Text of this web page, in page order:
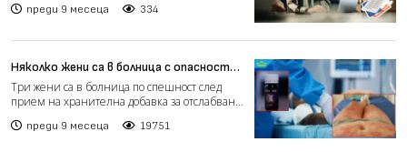
преди 9 месеца 334
Няколко жени са в болница с опасност
за живота след прием на хранителна
добавка за отслабване (видео)
Три жени са в болница по спешност след
прием на хранителна добавка за отслабване,
преди 9 месеца 19751